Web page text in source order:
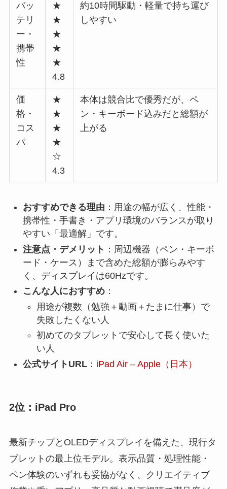
バッ
テリ
ー・
携帯
性
★
★
★
★
★
4.8
約10時間駆動・軽量で持ち運び
しやすい
価
格・
コス
パ
★
★
★
★
☆
4.3
本体は競合比で優秀だが、ペ
ン・キーボード込みだと総額が
上がる
おすすめできる理由 ：用途の幅が広く、性能・
携帯性・手書き・アプリ環境のバランスが取り
やすい「最適解」です。
注意点・デメリット ：周辺機器（ペン・キーボ
ード・ケース）まで含めた総額が膨らみやす
く、ディスプレイは60Hzです。
こんな人におすすめ：
用途が複数（勉強＋動画＋たまに仕事）で
失敗したくない人
初めてのタブレットで安心して長く使いた
い人
公式サイトURL： iPad Air – Apple（日本）
2位：iPad Pro
最新チップとOLEDディスプレイを備えた、現行タ
ブレットの最上位モデル。表示品質・処理性能・
ペン体験のいずれも妥協がなく、クリエイティブ